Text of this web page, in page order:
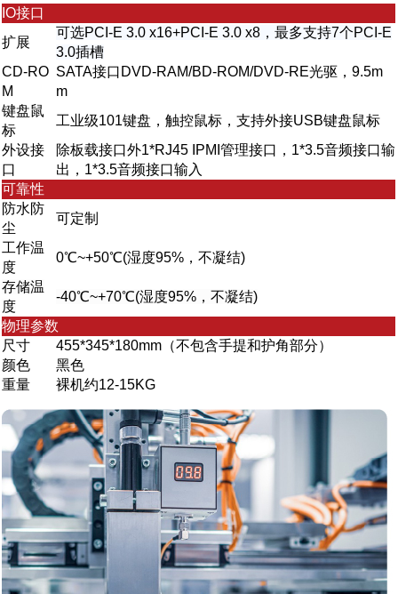
IO接口
扩展
可选PCI-E 3.0 x16+PCI-E 3.0 x8，最多支持7个PCI-E
3.0插槽
CD-RO
M
SATA接口DVD-RAM/BD-ROM/DVD-RE光驱，9.5m
m
键盘鼠
标
工业级101键盘，触控鼠标，支持外接USB键盘鼠标
外设接
口
除板载接口外1*RJ45 IPMI管理接口，1*3.5音频接口输
出，1*3.5音频接口输入
可靠性
防水防
尘
可定制
工作温
度
0℃~+50℃(湿度95%，不凝结)
存储温
度
-40℃~+70℃(湿度95%，不凝结)
物理参数
尺寸
455*345*180mm（不包含手提和护角部分）
颜色
黑色
重量
裸机约12-15KG